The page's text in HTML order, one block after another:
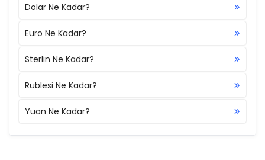
Dolar Ne Kadar?
Euro Ne Kadar?
Sterlin Ne Kadar?
Rublesi Ne Kadar?
Yuan Ne Kadar?